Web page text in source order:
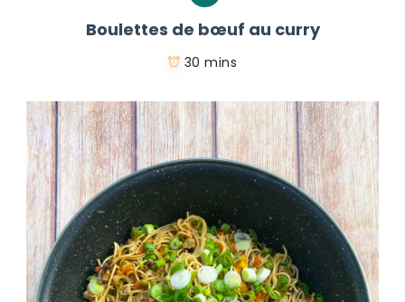
Boulettes de bœuf au curry
30 mins